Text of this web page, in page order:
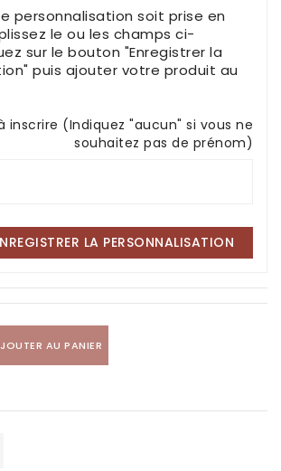
personnalisation soit prise en
le ou les champs ci-
sur le bouton "Enregistrer la
puis ajouter votre produit au
inscrire (Indiquez "aucun" si vous ne
souhaitez pas de prénom)
LA PERSONNALISATION
AU PANIER